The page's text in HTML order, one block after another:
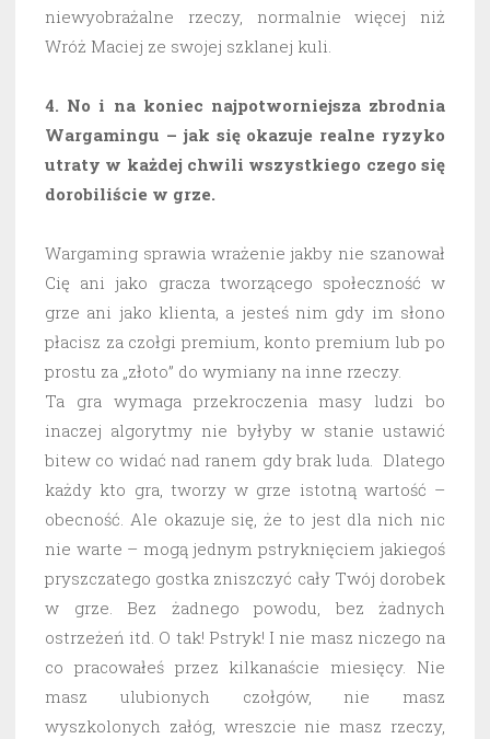
niewyobrażalne rzeczy, normalnie więcej niż
Wróż Maciej ze swojej szklanej kuli.
4. No i na koniec najpotworniejsza zbrodnia
Wargamingu – jak się okazuje realne ryzyko
utraty w każdej chwili wszystkiego czego się
dorobiliście w grze.
Wargaming sprawia wrażenie jakby nie szanował
Cię ani jako gracza tworzącego społeczność w
grze ani jako klienta, a jesteś nim gdy im słono
płacisz za czołgi premium, konto premium lub po
prostu za „złoto” do wymiany na inne rzeczy.
Ta gra wymaga przekroczenia masy ludzi bo
inaczej algorytmy nie byłyby w stanie ustawić
bitew co widać nad ranem gdy brak luda. Dlatego
każdy kto gra, tworzy w grze istotną wartość –
obecność. Ale okazuje się, że to jest dla nich nic
nie warte – mogą jednym pstryknięciem jakiegoś
pryszczatego gostka zniszczyć cały Twój dorobek
w grze. Bez żadnego powodu, bez żadnych
ostrzeżeń itd. O tak! Pstryk! I nie masz niczego na
co pracowałeś przez kilkanaście miesięcy. Nie
masz ulubionych czołgów, nie masz
wyszkolonych załóg, wreszcie nie masz rzeczy,